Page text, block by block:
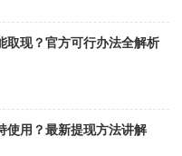
取现？官方可行办法全解析
使用？最新提现方法讲解